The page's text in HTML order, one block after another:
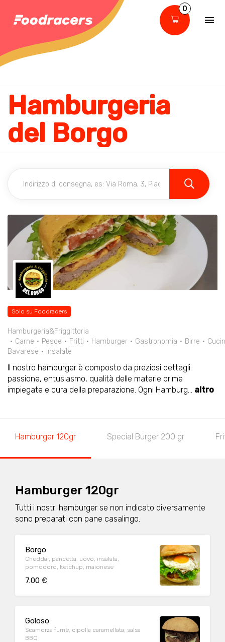
0
Hamburgeria
del Borgo
Solo su Foodracers
Hamburgeria&Friggittoria
Carne
Pesce Fritti Hamburger Gastronomia Birre
Bavarese
Insalate
Il nostro hamburger è composto da preziosi dettagli:
passione, entusiasmo, qualità delle materie prime
impiegate e cura della preparazione. Ogni Hamburg... altro
Hamburger 120gr Special Burger 200 gr
Hamburger 120gr
Tutti i nostri hamburger se non indicato diversamente
sono preparati con pane casalingo.
Borgo
Cheddar, pancetta, uovo, insalata,
pomodoro, ketchup, maionese
7.00 €
Goloso
Scamorza fumè, cipolla caramellata, salsa
BBQ